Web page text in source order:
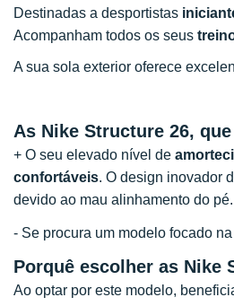
Destinadas a desportistas
Acompanham todos os seus
A sua sola exterior oferece
As Nike Structure 26,
+ O seu elevado nível de
confortáveis. O design inovador
devido ao mau alinhamento do pé.
- Se procura um modelo focado
Porquê escolher as Nike
Ao optar por este modelo,